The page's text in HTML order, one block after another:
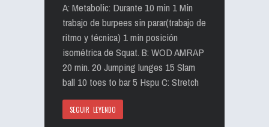
A: Metabolic: Durante 10 min 1 Min
trabajo de burpees sin parar(trabajo de
ritmo y técnica) 1 min posición
isométrica de Squat. B: WOD AMRAP
20 min. 20 Jumping lunges 15 Slam
ball 10 toes to bar 5 Hspu C: Stretch
SEGUIR LEYENDO